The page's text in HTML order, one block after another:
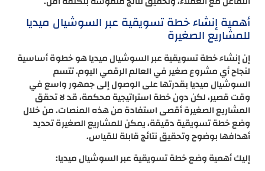
أهمية إنشاء خطة تسويقية عبر السوشيال ميديا
للمشاريع الصغيرة
إن إنشاء خطة تسويقية عبر السوشيال ميديا هو خطوة أساسية
لنجاح أي مشروع صغير في العالم الرقمي اليوم. تتسم
السوشيال ميديا بقدرتها على الوصول إلى جمهور واسع في
وقت قصير، لكن دون خطة استراتيجية محكمة، قد لا تحقق
المشاريع الصغيرة أقصى استفادة من هذه المنصات. من خلال
وضع خطة تسويقية دقيقة، يمكن للمشاريع الصغيرة تحديد
أهدافها بوضوح وتحقيق نتائج قابلة للقياس.
إليك أهمية وضع خطة تسويقية عبر السوشيال ميديا: